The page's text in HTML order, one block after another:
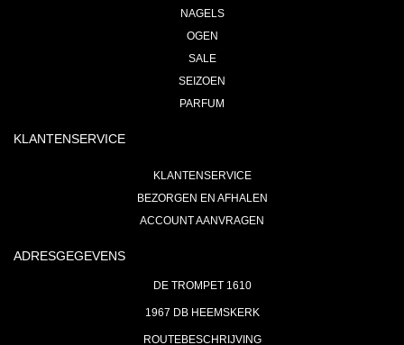
NAGELS
OGEN
SALE
SEIZOEN
PARFUM
KLANTENSERVICE
KLANTENSERVICE
BEZORGEN EN AFHALEN
ACCOUNT AANVRAGEN
ADRESGEGEVENS
DE TROMPET 1610
1967 DB HEEMSKERK
ROUTEBESCHRIJVING